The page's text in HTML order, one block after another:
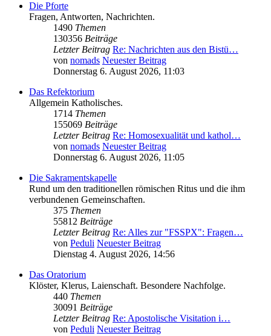
Die Pforte
Fragen, Antworten, Nachrichten.
1490 Themen
130356 Beiträge
Letzter Beitrag Re: Nachrichten aus den Bistü…
von nomads Neuester Beitrag
Donnerstag 6. August 2026, 11:03
Das Refektorium
Allgemein Katholisches.
1714 Themen
155069 Beiträge
Letzter Beitrag Re: Homosexualität und kathol…
von nomads Neuester Beitrag
Donnerstag 6. August 2026, 11:05
Die Sakramentskapelle
Rund um den traditionellen römischen Ritus und die ihm
verbundenen Gemeinschaften.
375 Themen
55812 Beiträge
Letzter Beitrag Re: Alles zur "FSSPX": Fragen…
von Peduli Neuester Beitrag
Dienstag 4. August 2026, 14:56
Das Oratorium
Klöster, Klerus, Laienschaft. Besondere Nachfolge.
440 Themen
30091 Beiträge
Letzter Beitrag Re: Apostolische Visitation i…
von Peduli Neuester Beitrag